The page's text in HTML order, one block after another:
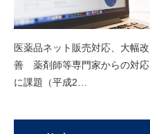
医薬品ネット販売対応、大幅改
善 薬剤師等専門家からの対応
に課題（平成2…